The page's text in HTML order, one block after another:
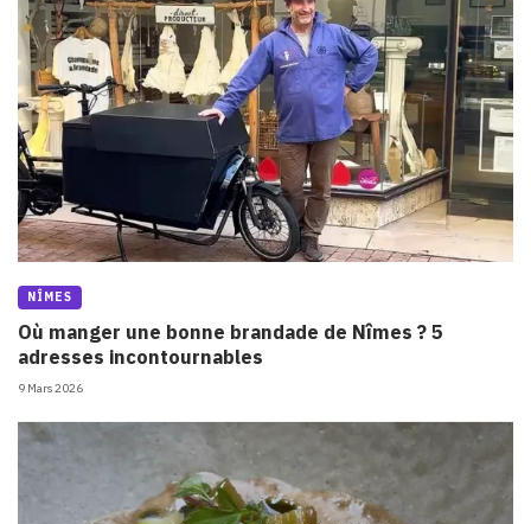
NÎMES
Où manger une bonne brandade de Nîmes ? 5
adresses incontournables
9 Mars 2026